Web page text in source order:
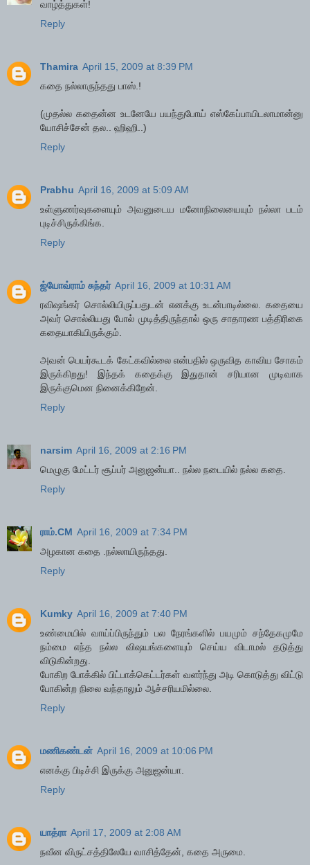
வாழ்த்துகள்!
Reply
Thamira April 15, 2009 at 8:39 PM
கதை நல்லாருந்தது பாஸ்.!
(முதல்ல கதைன்ன உடனேயே பயந்துபோய் எஸ்கேப்பாயிடலாமான்னு
யோசிச்சேன் தல.. ஹிஹி..)
Reply
Prabhu April 16, 2009 at 5:09 AM
உள்ளுணர்வுகளையும் அவனுடைய மனோநிலையையும் நல்லா படம்
புடிச்சிருக்கிங்க.
Reply
ஜ்யோவ்ராம் சுந்தர் April 16, 2009 at 10:31 AM
ரவிஷங்கர் சொல்லியிருப்பதுடன் எனக்கு உடன்பாடில்லை. கதையை
அவர் சொல்லியது போல் முடித்திருந்தால் ஒரு சாதாரண பத்திரிகை
கதையாகியிருக்கும்.
அவன் பெயர்கூடக் கேட்கவில்லை என்பதில் ஒருவித காவிய சோகம்
இருக்கிறது! இந்தக் கதைக்கு இதுதான் சரியான முடிவாக
இருக்குமென நினைக்கிறேன்.
Reply
narsim April 16, 2009 at 2:16 PM
மெழுகு மேட்டர் சூப்பர் அனுஜன்யா.. நல்ல நடையில் நல்ல கதை.
Reply
ராம்.CM April 16, 2009 at 7:34 PM
அழகான கதை .நல்லாயிருந்தது.
Reply
Kumky April 16, 2009 at 7:40 PM
உண்மையில் வாய்ப்பிருந்தும் பல நேரங்களில் பயமும் சந்தேகமுமே
நம்மை எந்த நல்ல விஷயங்களையும் செய்ய விடாமல் தடுத்து
விடுகின்றது.
போகிற போக்கில் பிட்பாக்கெட்டர்கள் வளர்ந்து அடி கொடுத்து விட்டு
போகின்ற நிலை வந்தாலும் ஆச்சரியமில்லை.
Reply
மணிகண்டன் April 16, 2009 at 10:06 PM
எனக்கு பிடிச்சி இருக்கு அனுஜன்யா.
Reply
யாத்ரா April 17, 2009 at 2:08 AM
நவீன விருட்சத்திலேயே வாசித்தேன், கதை அருமை.